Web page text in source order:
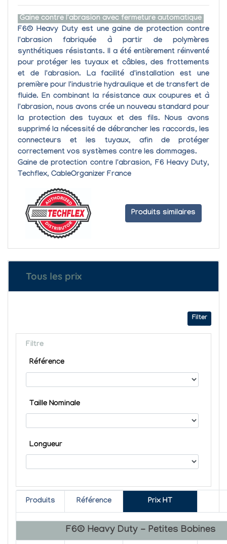
Gaine contre l'abrasion avec fermeture automatique
F6® Heavy Dutyest une gaine de protection contre
l'abrasion fabriquée à partir de polymères
synthétiques résistants. Il a été entièrement réinventé
pour protéger les tuyaux et câbles, des frottements
et de l'abrasion. La facilité d'installation est une
première pour l'industrie hydraulique et de transfert de
fluide. En combinant la résistance aux coupures et à
l'abrasion, nous avons crée un nouveau standard pour
la protection des tuyaux et des fils. Nous avons
supprimé la nécessité de débrancher les raccords, les
connecteurs et les tuyaux, afin de protéger
correctement vos systèmes contre les dommages.
Gaine de protection contre l'abrasion, F6 Heavy Duty,
Techflex, CableOrganizer France
Produits similaires
Tous les prix
Filter
Filtre
Référence
Taille Nominale
Longueur
Produits Référence Prix HT
F6® Heavy Duty - Petites Bobines